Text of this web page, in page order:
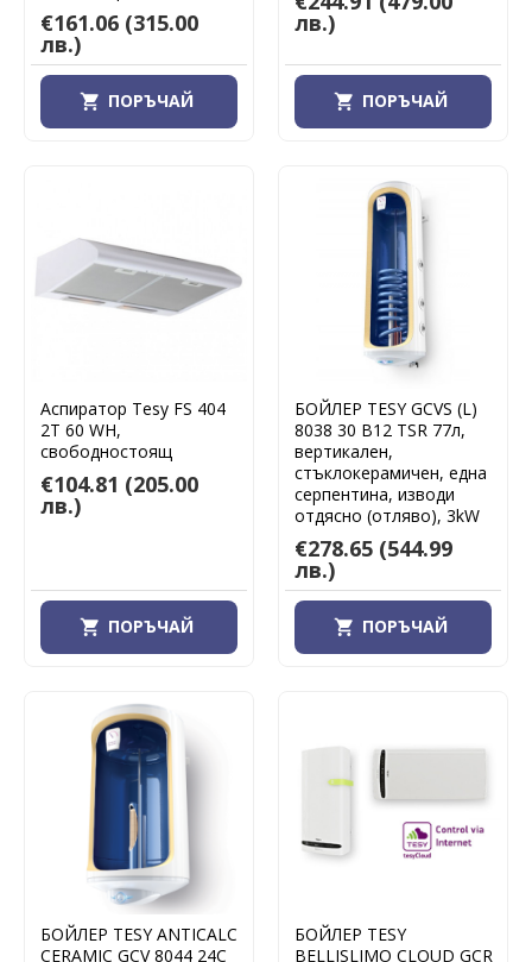
€161.06 (315.00
лв.)
ПОРЪЧАЙ
лв.)
ПОРЪЧАЙ
Аспиратор Tesy FS 404
2T 60 WH,
свободностоящ
€104.81 (205.00
лв.)
ПОРЪЧАЙ
БОЙЛЕР TESY GCVS (L)
8038 30 B12 TSR 77л,
вертикален,
стъклокерамичен, една
серпентина, изводи
отдясно (отляво), 3kW
€278.65 (544.99
лв.)
ПОРЪЧАЙ
БОЙЛЕР TESY ANTICALC
CERAMIC GCV 8044 24C
БОЙЛЕР TESY
BELLISLIMO CLOUD GCR